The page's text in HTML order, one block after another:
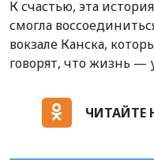
К счастью, эта
смогла
вокзале Канска,
говорят, что жизнь —
ЧИТАЙТЕ